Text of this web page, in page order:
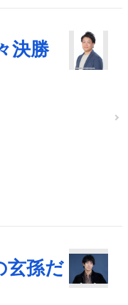
決勝
玄孫だ